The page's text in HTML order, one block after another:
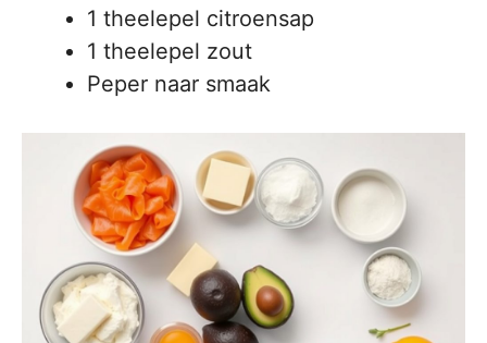
1 theelepel citroensap
1 theelepel zout
Peper naar smaak